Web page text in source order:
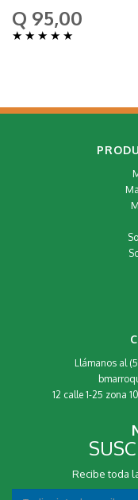
Q 95,00
★ ★ ★ ★ ★
Llámanos al
12 calle 1-25 zona
Recibe toda